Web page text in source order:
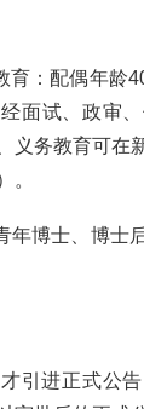
育：配偶年龄
面试、政审
义务教育可在
。
年博士、博士
引进正式公